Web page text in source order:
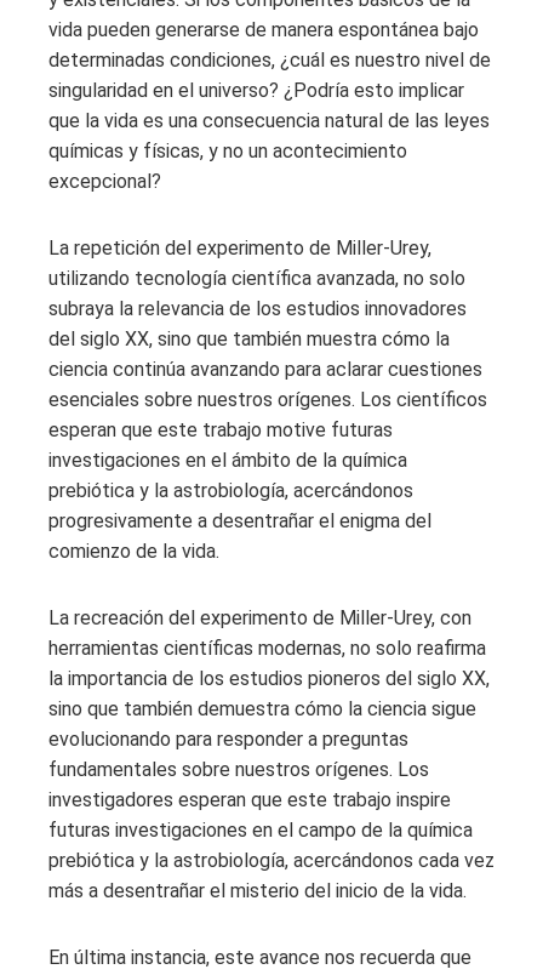
vida pueden generarse de manera espontánea bajo
determinadas condiciones, ¿cuál es nuestro nivel de
singularidad en el universo? ¿Podría esto implicar
que la vida es una consecuencia natural de las leyes
químicas y físicas, y no un acontecimiento
excepcional?
La repetición del experimento de Miller-Urey,
utilizando tecnología científica avanzada, no solo
subraya la relevancia de los estudios innovadores
del siglo XX, sino que también muestra cómo la
ciencia continúa avanzando para aclarar cuestiones
esenciales sobre nuestros orígenes. Los científicos
esperan que este trabajo motive futuras
investigaciones en el ámbito de la química
prebiótica y la astrobiología, acercándonos
progresivamente a desentrañar el enigma del
comienzo de la vida.
La recreación del experimento de Miller-Urey, con
herramientas científicas modernas, no solo reafirma
la importancia de los estudios pioneros del siglo XX,
sino que también demuestra cómo la ciencia sigue
evolucionando para responder a preguntas
fundamentales sobre nuestros orígenes. Los
investigadores esperan que este trabajo inspire
futuras investigaciones en el campo de la química
prebiótica y la astrobiología, acercándonos cada vez
más a desentrañar el misterio del inicio de la vida.
En última instancia, este avance nos recuerda que